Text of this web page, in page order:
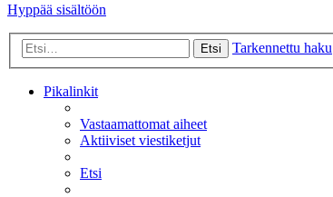
Hyppää sisältöön
Etsi Tarkennettu haku
Pikalinkit
Vastaamattomat aiheet
Aktiiviset viestiketjut
Etsi